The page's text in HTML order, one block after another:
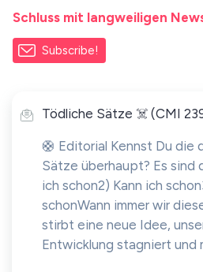
Schluss mit langweiligen
Subscribe!
Tödliche Sätze ☠️ (CMI
🛟 Editorial Kennst Du die
Sätze überhaupt? Es sind
ich schon2) Kann ich
schonWann immer wir
stirbt eine neue Idee,
Entwicklung stagniert und